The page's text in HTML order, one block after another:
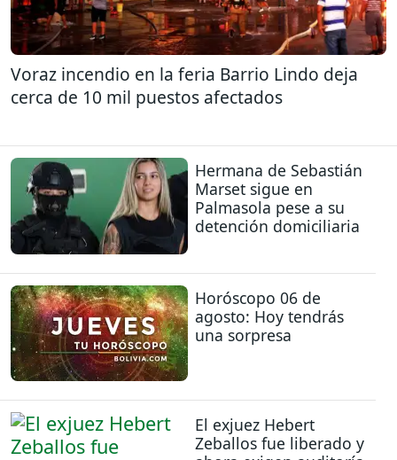
Voraz incendio en la feria Barrio Lindo deja
cerca de 10 mil puestos afectados
Hermana de Sebastián
Marset sigue en
Palmasola pese a su
detención domiciliaria
Horóscopo 06 de
agosto: Hoy tendrás
una sorpresa
El exjuez Hebert
Zeballos fue liberado y